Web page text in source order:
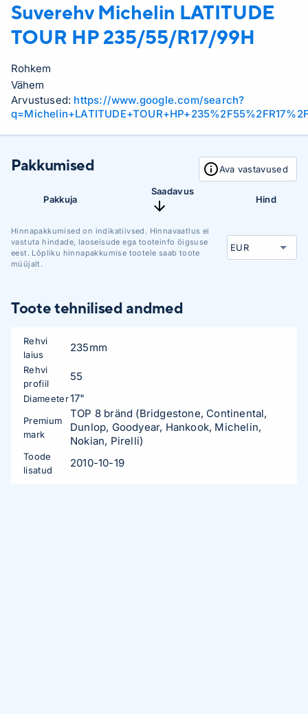
Suverehv Michelin LATITUDE
TOUR HP 235/55/R17/99H
Rohkem
Vähem
Arvustused: https://www.google.com/search?
Pakkumised Ava vastavused
Pakkuja
Saadavus
Hind
Hinnapakkumised on indikatiivsed. Hinnavaatlus ei
vastuta hindade, laoseisude ega tooteinfo õigsuse
eest. Lõpliku hinnapakkumise tootele saab toote
müüjalt.
Toote tehnilised andmed
Rehvi
laius
235mm
Rehvi
profiil
55
Diameeter17"
Premium
mark
TOP 8 bränd (Bridgestone, Continental,
Dunlop, Goodyear, Hankook, Michelin,
Nokian, Pirelli)
Toode
lisatud
2010-10-19